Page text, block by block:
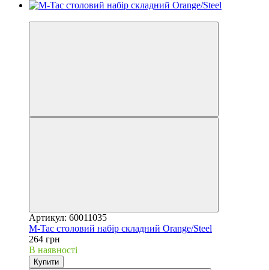
Артикул: 60011035
M-Tac столовий набір складний Orange/Steel
264 грн
В наявності
Купити